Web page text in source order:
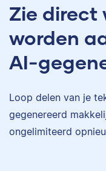
Zie direct
worden
AI-
Loop delen van je
gegenereerd
ongelimiteerd